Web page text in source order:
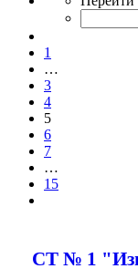
15
1
…
3
4
5
6
7
…
15
СТ № 1